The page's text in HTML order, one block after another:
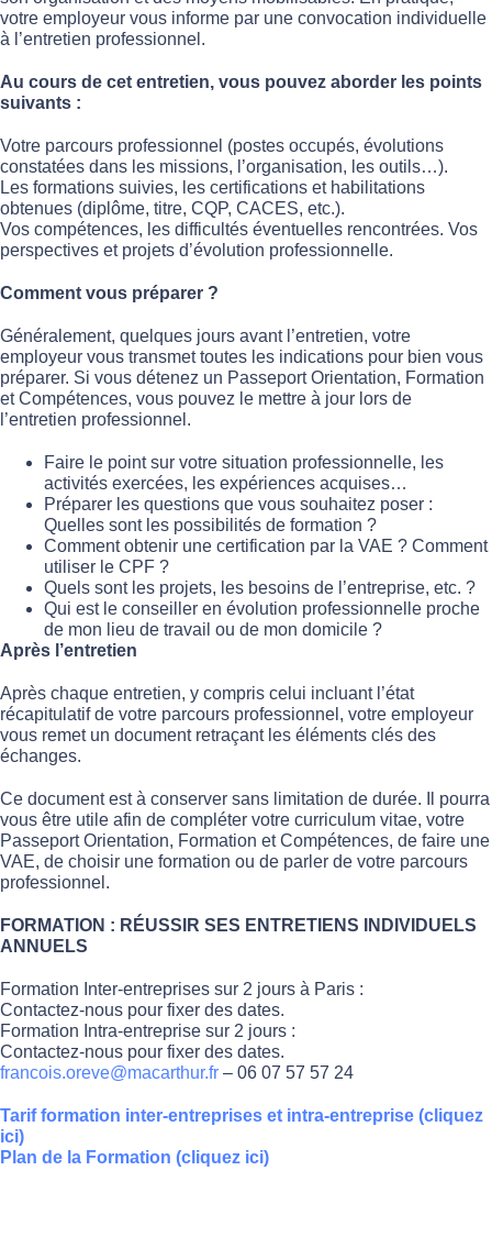
votre employeur vous informe par une convocation individuelle
à l’entretien professionnel.
Au cours de cet entretien, vous pouvez aborder les points
suivants :
Votre parcours professionnel (postes occupés, évolutions
constatées dans les missions, l’organisation, les outils…).
Les formations suivies, les certifications et habilitations
obtenues (diplôme, titre, CQP, CACES, etc.).
Vos compétences, les difficultés éventuelles rencontrées. Vos
perspectives et projets d’évolution professionnelle.
Comment vous préparer ?
Généralement, quelques jours avant l’entretien, votre
employeur vous transmet toutes les indications pour bien vous
préparer. Si vous détenez un Passeport Orientation, Formation
et Compétences, vous pouvez le mettre à jour lors de
l’entretien professionnel.
Faire le point sur votre situation professionnelle, les
activités exercées, les expériences acquises…
Préparer les questions que vous souhaitez poser :
Quelles sont les possibilités de formation ?
Comment obtenir une certification par la VAE ? Comment
utiliser le CPF ?
Quels sont les projets, les besoins de l’entreprise, etc. ?
Qui est le conseiller en évolution professionnelle proche
de mon lieu de travail ou de mon domicile ?
Après l’entretien
Après chaque entretien, y compris celui incluant l’état
récapitulatif de votre parcours professionnel, votre employeur
vous remet un document retraçant les éléments clés des
échanges.
Ce document est à conserver sans limitation de durée. Il pourra
vous être utile afin de compléter votre curriculum vitae, votre
Passeport Orientation, Formation et Compétences, de faire une
VAE, de choisir une formation ou de parler de votre parcours
professionnel.
FORMATION : RÉUSSIR SES ENTRETIENS INDIVIDUELS
ANNUELS
Formation Inter-entreprises sur 2 jours à Paris :
Contactez-nous pour fixer des dates.
Formation Intra-entreprise sur 2 jours :
Contactez-nous pour fixer des dates.
francois.oreve@macarthur.fr – 06 07 57 57 24
Tarif formation inter-entreprises et intra-entreprise (cliquez
ici)
Plan de la Formation (cliquez ici)